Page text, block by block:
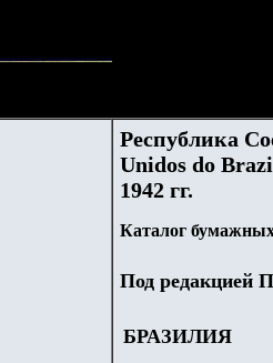
Республика
Unidos do
1942 гг.
Каталог
Под редакцией
БРАЗИЛИЯ